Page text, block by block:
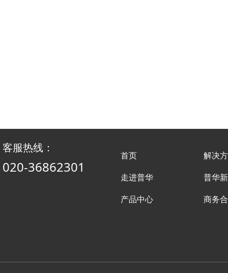
解决
普华
商务
首页
走进普华
产品中心
客服热线：
020-36862301